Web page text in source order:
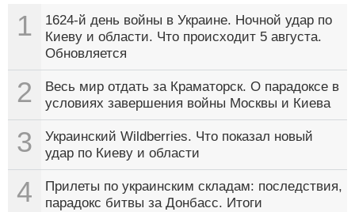
1
1624-й день войны в Украине. Ночной удар по
Киеву и области. Что происходит 5 августа.
Обновляется
2
Весь мир отдать за Краматорск. О парадоксе в
условиях завершения войны Москвы и Киева
3
Украинский Wildberries. Что показал новый
удар по Киеву и области
4
Прилеты по украинским складам: последствия,
парадокс битвы за Донбасс. Итоги